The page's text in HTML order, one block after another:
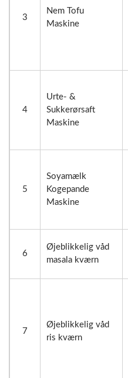
3
Nem Tofu
Maskine
4
Urte- &
Sukkerørsaft
Maskine
5
Soyamælk
Kogepande
Maskine
6
Øjeblikkelig våd
masala kværn
7
Øjeblikkelig våd
ris kværn